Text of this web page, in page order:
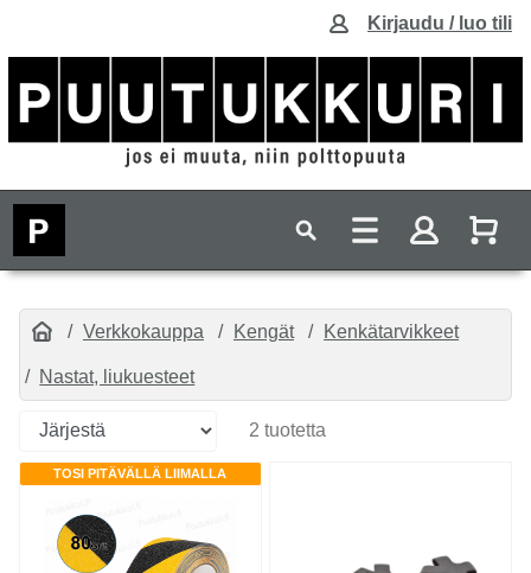
Kirjaudu / luo tili
Verkkokauppa Kengät Kenkätarvikkeet
Nastat, liukuesteet
2 tuotetta
TOSI PITÄVÄLLÄ LIIMALLA